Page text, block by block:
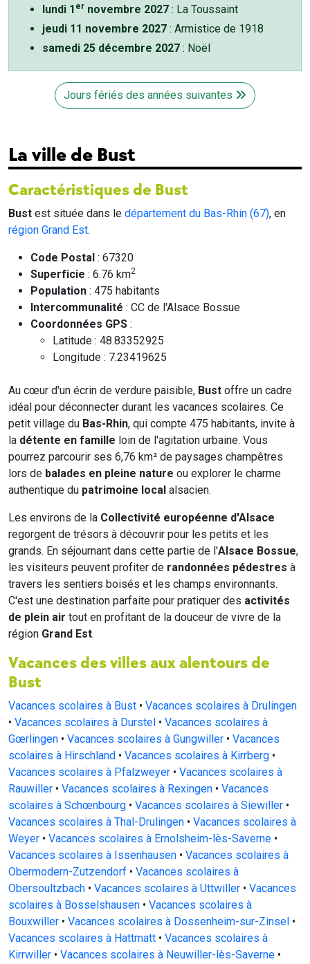
lundi 1 er novembre 2027 : La Toussaint
jeudi 11 novembre 2027 : Armistice de 1918
samedi 25 décembre 2027 : Noël
Jours fériés des années suivantes
La ville de Bust
Caractéristiques de Bust
Bust est située dans le département du Bas-Rhin (67), en
région Grand Est.
Code Postal : 67320
Superficie : 6.76 km2
Population : 475 habitants
Intercommunalité : CC de l'Alsace Bossue
Coordonnées GPS :
Latitude : 48.83352925
Longitude : 7.23419625
Au cœur d'un écrin de verdure paisible, Bust offre un cadre
idéal pour déconnecter durant les vacances scolaires. Ce
petit village du Bas-Rhin, qui compte 475 habitants, invite à
la détente en famille loin de l'agitation urbaine. Vous
pourrez parcourir ses 6,76 km² de paysages champêtres
lors de balades en pleine nature ou explorer le charme
authentique du patrimoine local alsacien.
Les environs de la Collectivité européenne d'Alsace
regorgent de trésors à découvrir pour les petits et les
grands. En séjournant dans cette partie de l'Alsace Bossue,
les visiteurs peuvent profiter de randonnées pédestres à
travers les sentiers boisés et les champs environnants.
C'est une destination parfaite pour pratiquer des activités
de plein air tout en profitant de la douceur de vivre de la
région Grand Est.
Vacances des villes aux alentours de
Bust
Vacances scolaires à Bust • Vacances scolaires à Drulingen
• Vacances scolaires à Durstel • Vacances scolaires à
Gœrlingen • Vacances scolaires à Gungwiller • Vacances
scolaires à Hirschland • Vacances scolaires à Kirrberg •
Vacances scolaires à Pfalzweyer • Vacances scolaires à
Rauwiller • Vacances scolaires à Rexingen • Vacances
scolaires à Schœnbourg • Vacances scolaires à Siewiller •
Vacances scolaires à Thal-Drulingen • Vacances scolaires à
Weyer • Vacances scolaires à Ernolsheim-lès-Saverne •
Vacances scolaires à Issenhausen • Vacances scolaires à
Obermodern-Zutzendorf • Vacances scolaires à
Obersoultzbach • Vacances scolaires à Uttwiller • Vacances
scolaires à Bosselshausen • Vacances scolaires à
Bouxwiller • Vacances scolaires à Dossenheim-sur-Zinsel •
Vacances scolaires à Hattmatt • Vacances scolaires à
Kirrwiller • Vacances scolaires à Neuwiller-lès-Saverne •